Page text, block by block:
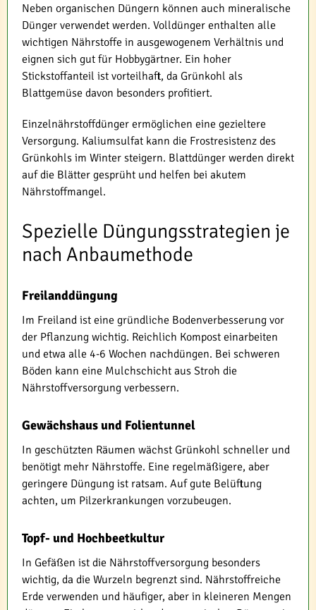
Neben organischen Düngern können auch mineralische
Dünger verwendet werden. Volldünger enthalten alle
wichtigen Nährstoffe in ausgewogenem Verhältnis und
eignen sich gut für Hobbygärtner. Ein hoher
Stickstoffanteil ist vorteilhaft, da Grünkohl als
Blattgemüse davon besonders profitiert.
Einzelnährstoffdünger ermöglichen eine gezieltere
Versorgung. Kaliumsulfat kann die Frostresistenz des
Grünkohls im Winter steigern. Blattdünger werden direkt
auf die Blätter gesprüht und helfen bei akutem
Nährstoffmangel.
Spezielle Düngungsstrategien je
nach Anbaumethode
Freilanddüngung
Im Freiland ist eine gründliche Bodenverbesserung vor
der Pflanzung wichtig. Reichlich Kompost einarbeiten
und etwa alle 4-6 Wochen nachdüngen. Bei schweren
Böden kann eine Mulchschicht aus Stroh die
Nährstoffversorgung verbessern.
Gewächshaus und Folientunnel
In geschützten Räumen wächst Grünkohl schneller und
benötigt mehr Nährstoffe. Eine regelmäßigere, aber
geringere Düngung ist ratsam. Auf gute Belüftung
achten, um Pilzerkrankungen vorzubeugen.
Topf- und Hochbeetkultur
In Gefäßen ist die Nährstoffversorgung besonders
wichtig, da die Wurzeln begrenzt sind. Nährstoffreiche
Erde verwenden und häufiger, aber in kleineren Mengen